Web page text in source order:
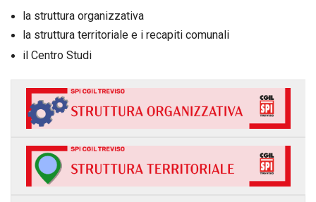
la struttura organizzativa
la struttura territoriale e i recapiti comunali
il Centro Studi